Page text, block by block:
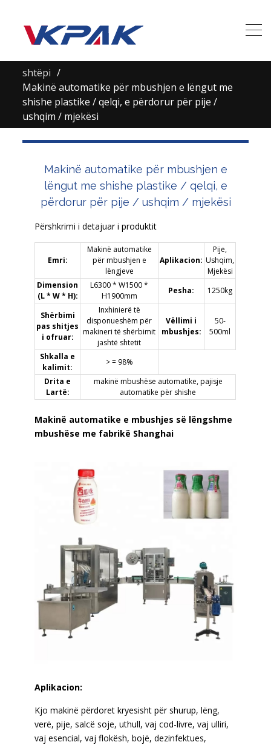
shtëpi
Makinë automatike për mbushjen e lëngut me
shishe plastike / qelqi, e përdorur për pije /
ushqim / mjekësi
Makinë automatike për mbushjen e
lëngut me shishe plastike / qelqi, e
përdorur për pije / ushqim / mjekësi
Përshkrimi i detajuar i produktit
Emri:
Makinë automatike
për mbushjen e
lëngjeve
Aplikacion:
Pije,
Ushqim,
Mjekësi
Dimension
(L * W * H):
L6300 * W1500 *
H1900mm
Pesha: 1250kg
Shërbimi
pas shitjes
i ofruar:
Inxhinierë të
disponueshëm për
makineri të shërbimit
jashtë shtetit
Vëllimi i
mbushjes:
50-
500ml
Shkalla e
kalimit:
> = 98%
Drita e
Lartë:
makinë mbushëse automatike, pajisje
automatike për shishe
Makinë automatike e mbushjes së lëngshme
mbushëse me fabrikë Shanghai
Aplikacion:
Kjo makinë përdoret kryesisht për shurup, lëng,
verë, pije, salcë soje, uthull, vaj cod-livre, vaj ulliri,
vaj esencial, vaj flokësh, bojë, dezinfektues,